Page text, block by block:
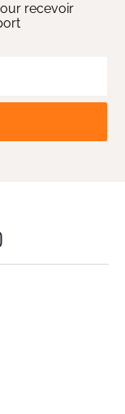
recevoir